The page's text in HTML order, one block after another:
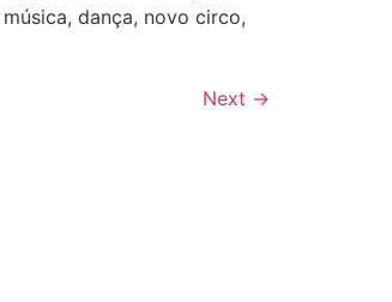
dança, novo circo,
Next →